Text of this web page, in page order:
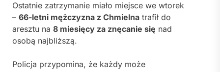
Ostatnie zatrzymanie miało miejsce we wtorek
– 66-letni mężczyzna z Chmielna trafił do
aresztu na 8 miesięcy za znęcanie się nad
osobą najbliższą.
Policja przypomina, że każdy może